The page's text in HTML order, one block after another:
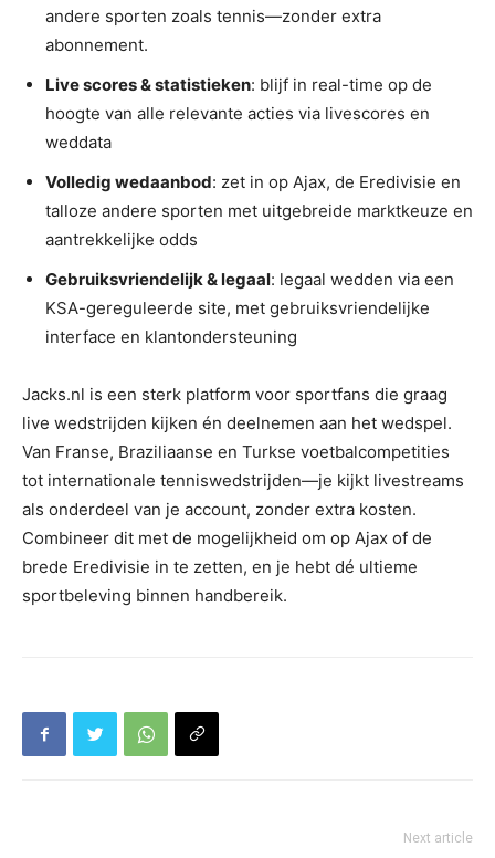
andere sporten zoals tennis—zonder extra
abonnement.
Live scores & statistieken: blijf in real-time op de
hoogte van alle relevante acties via livescores en
weddata
Volledig wedaanbod: zet in op Ajax, de Eredivisie en
talloze andere sporten met uitgebreide marktkeuze en
aantrekkelijke odds
Gebruiksvriendelijk & legaal: legaal wedden via een
KSA-gereguleerde site, met gebruiksvriendelijke
interface en klantondersteuning
Jacks.nl is een sterk platform voor sportfans die graag
live wedstrijden kijken én deelnemen aan het wedspel.
Van Franse, Braziliaanse en Turkse voetbalcompetities
tot internationale tenniswedstrijden—je kijkt livestreams
als onderdeel van je account, zonder extra kosten.
Combineer dit met de mogelijkheid om op Ajax of de
brede Eredivisie in te zetten, en je hebt dé ultieme
sportbeleving binnen handbereik.
Next article